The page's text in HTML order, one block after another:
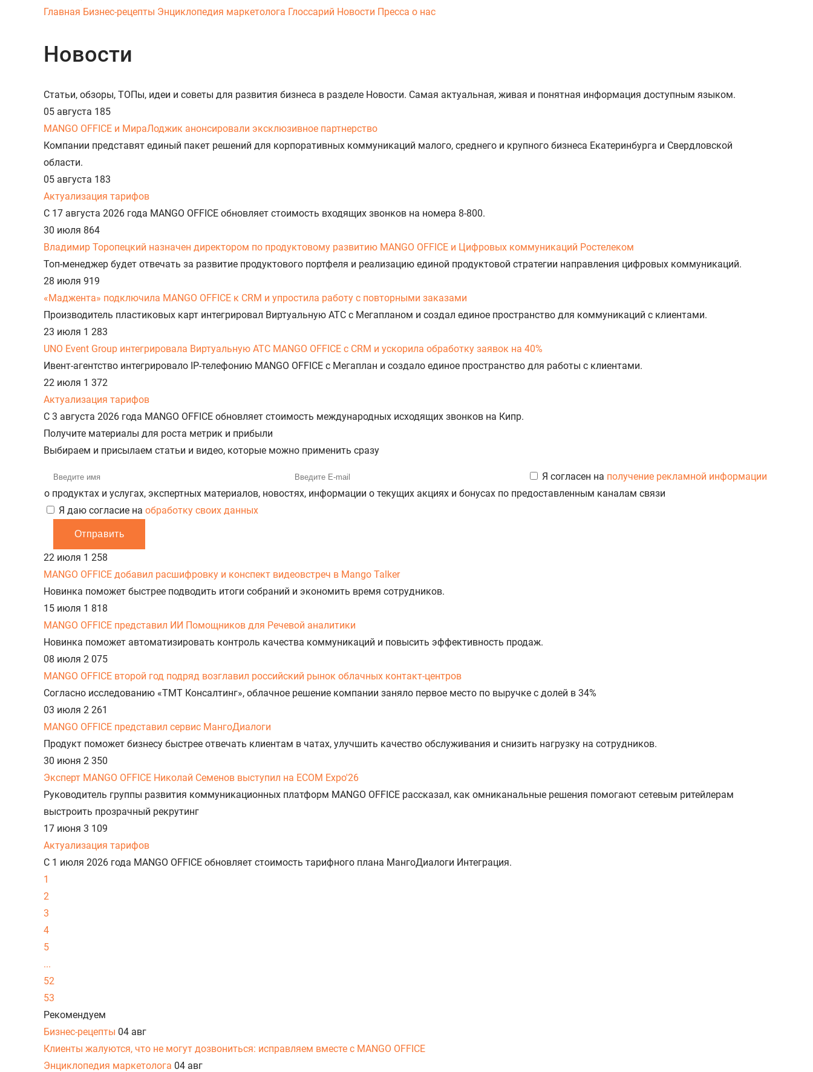
Главная Бизнес-рецепты Энциклопедия маркетолога Глоссарий Новости Пресса о нас
Новости
Статьи, обзоры, ТОПы, идеи и советы для развития бизнеса в разделе Новости. Самая актуальная, живая и понятная информация доступным языком.
05 августа 185
MANGO OFFICE и МираЛоджик анонсировали эксклюзивное партнерство
Компании представят единый пакет решений для корпоративных коммуникаций малого, среднего и крупного бизнеса Екатеринбурга и Свердловской
области.
05 августа 183
Актуализация тарифов
С 17 августа 2026 года MANGO OFFICE обновляет стоимость входящих звонков на номера 8-800.
30 июля 864
Владимир Торопецкий назначен директором по продуктовому развитию MANGO OFFICE и Цифровых коммуникаций Ростелеком
Топ-менеджер будет отвечать за развитие продуктового портфеля и реализацию единой продуктовой стратегии направления цифровых коммуникаций.
28 июля 919
«Маджента» подключила MANGO OFFICE к CRM и упростила работу с повторными заказами
Производитель пластиковых карт интегрировал Виртуальную АТС с Мегапланом и создал единое пространство для коммуникаций с клиентами.
23 июля 1 283
UNO Event Group интегрировала Виртуальную АТС MANGO OFFICE с CRM и ускорила обработку заявок на 40%
Ивент-агентство интегрировало IP-телефонию MANGO OFFICE с Мегаплан и создало единое пространство для работы с клиентами.
22 июля 1 372
Актуализация тарифов
С 3 августа 2026 года MANGO OFFICE обновляет стоимость международных исходящих звонков на Кипр.
Получите материалы для роста метрик и прибыли
Выбираем и присылаем статьи и видео, которые можно применить сразу
Я согласен на получение рекламной информации
о продуктах и услугах, экспертных материалов, новостях, информации о текущих акциях и бонусах по предоставленным каналам связи
Я даю согласие на обработку своих данных
Отправить
22 июля 1 258
MANGO OFFICE добавил расшифровку и конспект видеовстреч в Mango Talker
Новинка поможет быстрее подводить итоги собраний и экономить время сотрудников.
15 июля 1 818
MANGO OFFICE представил ИИ Помощников для Речевой аналитики
Новинка поможет автоматизировать контроль качества коммуникаций и повысить эффективность продаж.
08 июля 2 075
MANGO OFFICE второй год подряд возглавил российский рынок облачных контакт-центров
Согласно исследованию «ТМТ Консалтинг», облачное решение компании заняло первое место по выручке с долей в 34%
03 июля 2 261
MANGO OFFICE представил сервис МангоДиалоги
Продукт поможет бизнесу быстрее отвечать клиентам в чатах, улучшить качество обслуживания и снизить нагрузку на сотрудников.
30 июня 2 350
Эксперт MANGO OFFICE Николай Семенов выступил на ECOM Expo'26
Руководитель группы развития коммуникационных платформ MANGO OFFICE рассказал, как омниканальные решения помогают сетевым ритейлерам
выстроить прозрачный рекрутинг
17 июня 3 109
Актуализация тарифов
С 1 июля 2026 года MANGO OFFICE обновляет стоимость тарифного плана МангоДиалоги Интеграция.
1
2
3
4
5
...
52
53
Рекомендуем
Бизнес-рецепты 04 авг
Клиенты жалуются, что не могут дозвониться: исправляем вместе с MANGO OFFICE
Энциклопедия маркетолога 04 авг